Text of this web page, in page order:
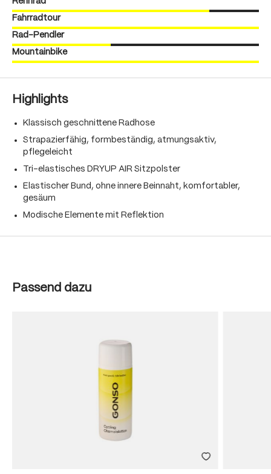
Fahrradtour
Rad-Pendler
Mountainbike
Highlights
Klassisch geschnittene Radhose
Strapazierfähig, formbeständig, atmungsaktiv,
pflegeleicht
Tri-elastisches DRYUP AIR Sitzpolster
Elastischer Bund, ohne innere Beinnaht, komfortabler,
gesäum
Modische Elemente mit Reflektion
Produktgalerie überspringen
Passend dazu